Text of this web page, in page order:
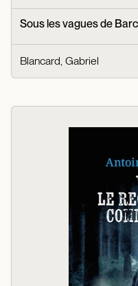
Sous les vagues de
Blancard, Gabriel